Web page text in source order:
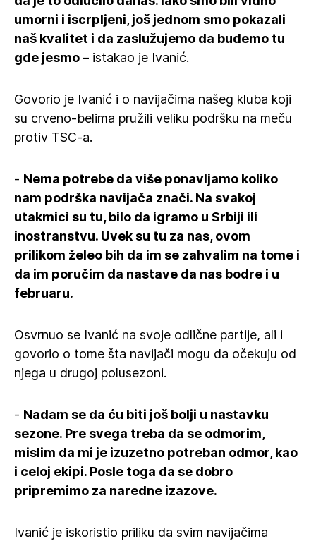
umorni i iscrpljeni, još jednom smo pokazali
naš kvalitet i da zaslužujemo da budemo tu
gde jesmo– istakao je Ivanić.
Govorio je Ivanić i o navijačima našeg kluba koji
su crveno-belima pružili veliku podršku na meču
protiv TSC-a.
- Nema potrebe da više ponavljamo koliko
nam podrška navijača znači. Na svakoj
utakmici su tu, bilo da igramo u Srbiji ili
inostranstvu. Uvek su tu za nas, ovom
prilikom želeo bih da im se zahvalim na tome i
da im poručim da nastave da nas bodre i u
februaru.
Osvrnuo se Ivanić na svoje odlične partije, ali i
govorio o tome šta navijači mogu da očekuju od
njega u drugoj polusezoni.
- Nadam se da ću biti još bolji u nastavku
sezone. Pre svega treba da se odmorim,
mislim da mi je izuzetno potreban odmor, kao
i celoj ekipi. Posle toga da se dobro
pripremimo za naredne izazove.
Ivanić je iskoristio priliku da svim navijačima